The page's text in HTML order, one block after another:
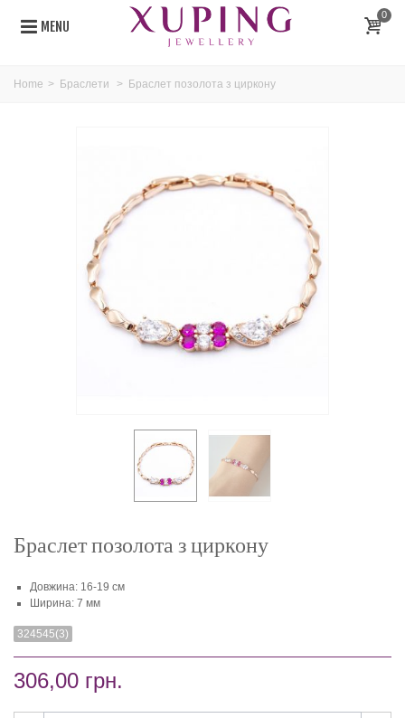
MENU
0
Home > Браслети > Браслет позолота з циркону
Браслет позолота з циркону
Довжина: 16-19 см
Ширина: 7 мм
324545(3)
306,00 грн.